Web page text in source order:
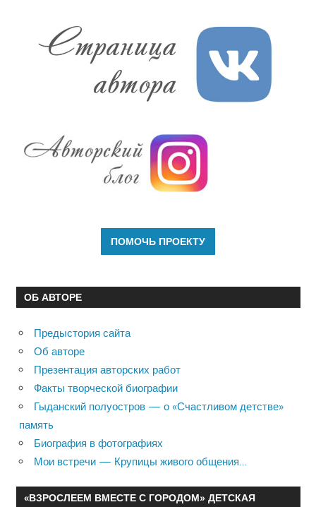
ОБ АВТОРЕ
Предыстория сайта
Об авторе
Презентация авторских работ
Факты творческой биографии
Гыданский полуостров — о «Счастливом детстве»
память
Биография в фотографиях
Мои встречи — Крупицы живого общения…
«ВЗРОСЛЕЕМ ВМЕСТЕ С ГОРОДОМ» ДЕТСКАЯ